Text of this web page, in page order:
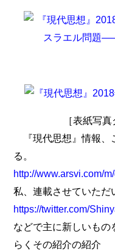
［表紙写
『現代思想』情報、
る。
http://www.arsvi.com/
私、連載させていただ
https://twitter.com/
などで主に新しいも
らくその紹介の紹介